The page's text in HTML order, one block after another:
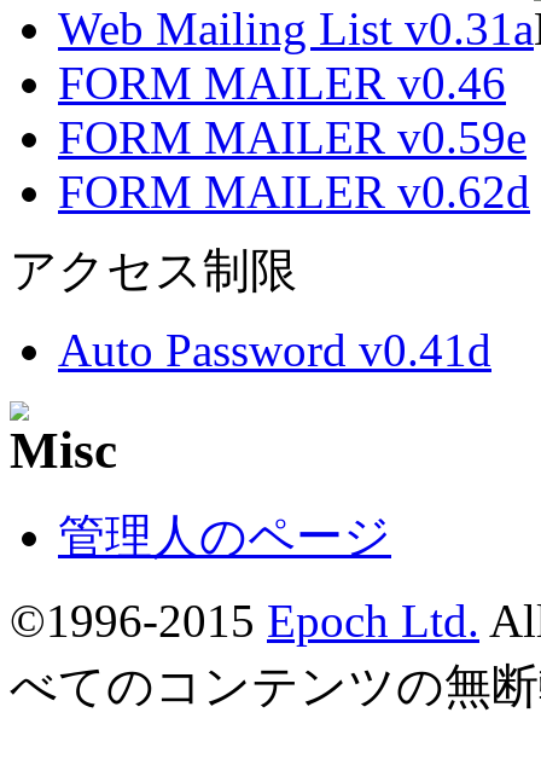
Web Mailing List v0.31a
FORM MAILER v0.46
FORM MAILER v0.59e
FORM MAILER v0.62d
アクセス制限
Auto Password v0.41d
管理人のページ
©1996-2015 Epoch Ltd.
べてのコンテンツの無